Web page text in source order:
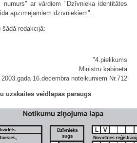
numurs" ar vārdiem "Dzīvnieka identitātes
apzīmējamiem dzīvniekiem".
redakcijā:
"4.pielikums
Ministru kabineta
2003.gada 16.decembra noteikumiem Nr.712
uzskaites veidlapas paraugs